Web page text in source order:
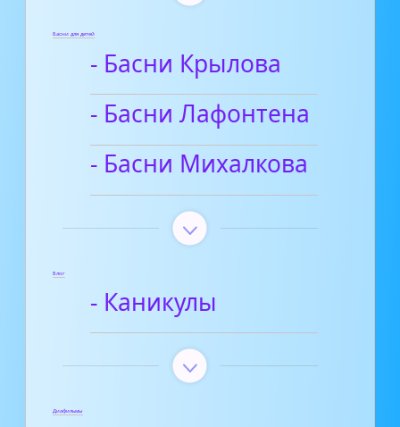
Басни для детей
- Басни Крылова
- Басни Лафонтена
- Басни Михалкова
Блог
- Каникулы
Диафильмы